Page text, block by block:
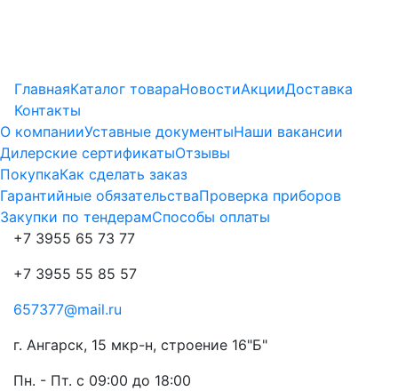
ГлавнаяКаталог товараНовостиАкцииДоставка
Контакты
О компанииУставные документыНаши вакансии
Дилерские сертификатыОтзывы
ПокупкаКак сделать заказ
Гарантийные обязательстваПроверка приборов
Закупки по тендерамСпособы оплаты
+7 3955 65 73 77
+7 3955 55 85 57
657377@mail.ru
г. Ангарск, 15 мкр-н, строение 16"Б"
Пн. - Пт. с 09:00 до 18:00